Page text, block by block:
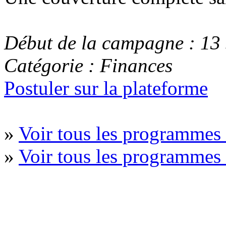
Début de la campagne : 13
Catégorie : Finances
Postuler sur la plateforme
» Voir tous les
» Voir tous les